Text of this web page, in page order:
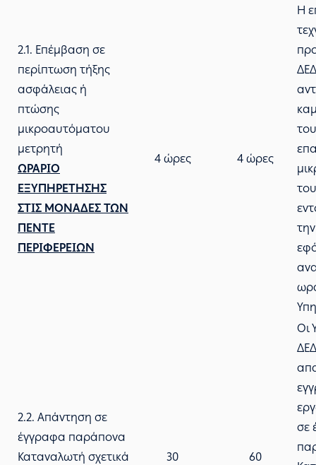
2.1. Επέμβαση σε
περίπτωση τήξης
ασφάλειας ή
πτώσης
μικροαυτόματου
μετρητή
ΩΡΑΡΙΟ
ΕΞΥΠΗΡΕΤΗΣΗΣ
ΣΤΙΣ ΜΟΝΑΔΕΣ ΤΩΝ
ΠΕΝΤΕ
ΠΕΡΙΦΕΡΕΙΩΝ
4 ώρες 4 ώρες
Η
2.2. Απάντηση σε
έγγραφα παράπονα
Καταναλωτή σχετικά
30 60
Οι
σε